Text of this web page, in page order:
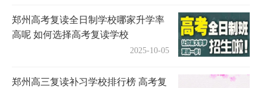
郑州高考复读全日制学校哪家升学率
高呢 如何选择高考复读学校
2025-10-05
郑州高三复读补习学校排行榜 高考复